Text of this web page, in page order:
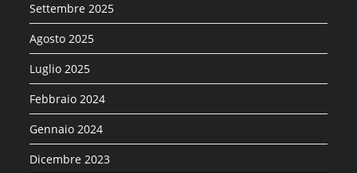
Settembre 2025
Agosto 2025
Luglio 2025
Febbraio 2024
Gennaio 2024
Dicembre 2023